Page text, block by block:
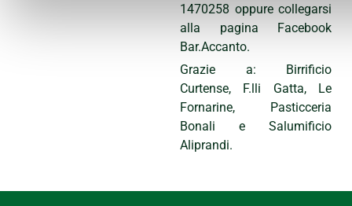
1470258 oppure collegarsi
alla pagina Facebook
Bar.Accanto.
Grazie a: Birrificio
Curtense, F.lli Gatta, Le
Fornarine, Pasticceria
Bonali e Salumificio
Aliprandi.